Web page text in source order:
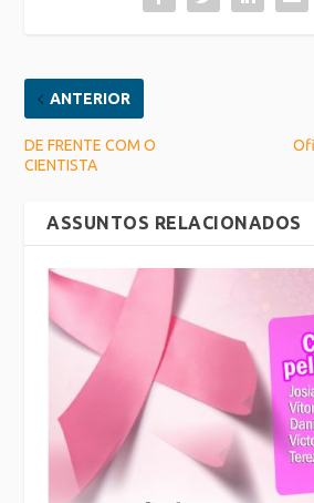
ANTERIOR
DE FRENTE COM O
CIENTISTA
ASSUNTOS RELACIONADOS